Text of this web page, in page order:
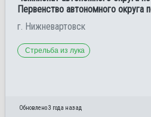
Первенство автономного округа
г. Нижневартовск
Стрельба из лука
Обновлено 3 года назад